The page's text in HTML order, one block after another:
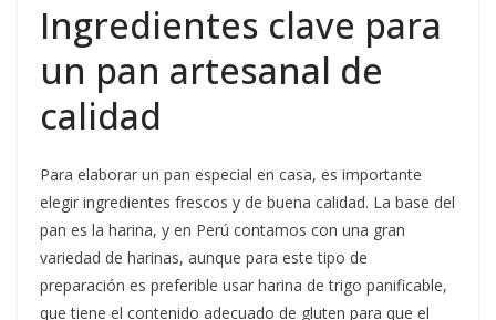
Ingredientes clave para
un pan artesanal de
calidad
Para elaborar un pan especial en casa, es importante
elegir ingredientes frescos y de buena calidad. La base del
pan es la harina, y en Perú contamos con una gran
variedad de harinas, aunque para este tipo de
preparación es preferible usar harina de trigo panificable,
que tiene el contenido adecuado de gluten para que el